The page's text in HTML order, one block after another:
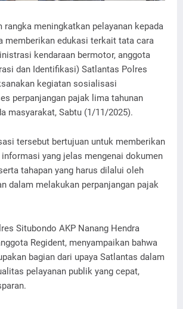
rangka meningkatkan pelayanan kepada
memberikan edukasi terkait tata cara
kendaraan bermotor, anggota
dan Identifikasi) Satlantas Polres
kegiatan sosialisasi
perpanjangan pajak lima tahunan
masyarakat, Sabtu (1/11/2025).
tersebut bertujuan untuk memberikan
informasi yang jelas mengenai dokumen
tahapan yang harus dilalui oleh
dalam melakukan perpanjangan pajak
Situbondo AKP Nanang Hendra
Regident, menyampaikan bahwa
bagian dari upaya Satlantas dalam
pelayanan publik yang cepat,